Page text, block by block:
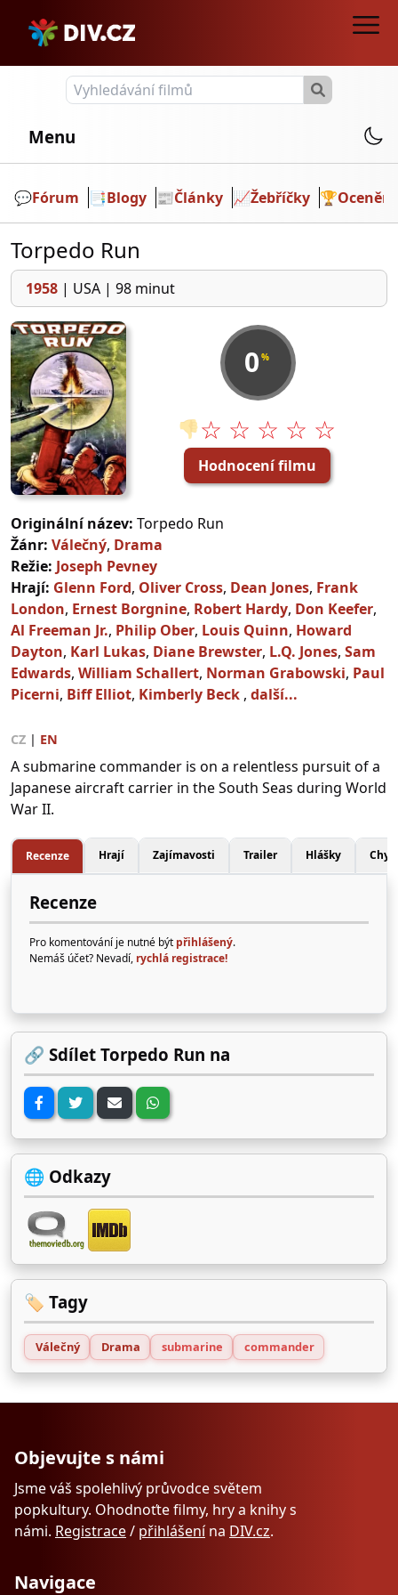
Menu
💬️Fórum 📑Blogy 📰Články 📈Žebříčky 🏆Ocenění
Torpedo Run
1958 | USA | 98 minut
0 %
👎☆ ☆ ☆ ☆ ☆
Hodnocení filmu
Originální název: Torpedo Run
Žánr: Válečný, Drama
Režie: Joseph Pevney
Hrají: Glenn Ford, Oliver Cross, Dean Jones, Frank
London, Ernest Borgnine, Robert Hardy, Don Keefer,
Al Freeman Jr., Philip Ober, Louis Quinn, Howard
Dayton, Karl Lukas, Diane Brewster, L.Q. Jones, Sam
Edwards, William Schallert, Norman Grabowski, Paul
Picerni, Biff Elliot, Kimberly Beck , další...
CZ | EN
A submarine commander is on a relentless pursuit of a
Japanese aircraft carrier in the South Seas during World
War II.
Recenze Hrají Zajímavosti Trailer Hlášky
Recenze
Pro komentování je nutné být přihlášený.
Nemáš účet? Nevadí, rychlá registrace!
🔗 Sdílet Torpedo Run na
🌐 Odkazy
🏷️ Tagy
Válečný Drama submarine commander
Objevujte s námi
Jsme váš spolehlivý průvodce světem
popkultury. Ohodnoťte filmy, hry a knihy s
námi. Registrace/ přihlášenína DIV.cz.
Navigace